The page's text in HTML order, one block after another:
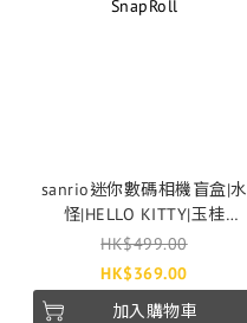
sanrio迷你數碼相機盲盒|水
怪|HELLO KITTY|玉桂
狗|KUROMI|付款後2-3個工作
天發貨｜Escura｜SnapRoll
HK$499.00
HK$369.00
加入購物車